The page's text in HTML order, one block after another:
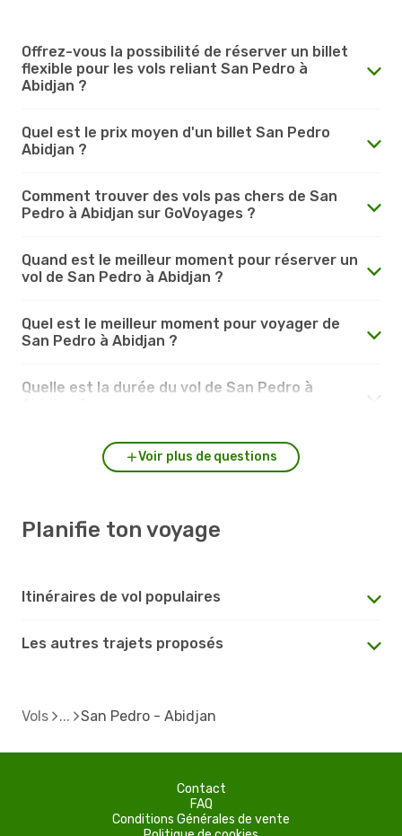
Offrez-vous la possibilité de réserver un billet
flexible pour les vols reliant San Pedro à
Abidjan ?
Quel est le prix moyen d'un billet San Pedro
Abidjan ?
Comment trouver des vols pas chers de San
Pedro à Abidjan sur GoVoyages ?
Quand est le meilleur moment pour réserver un
vol de San Pedro à Abidjan ?
Quel est le meilleur moment pour voyager de
San Pedro à Abidjan ?
Quelle est la durée du vol de San Pedro à
Voir plus de questions
Planifie ton voyage
Itinéraires de vol populaires
Les autres trajets proposés
Vols San Pedro - Abidjan
Contact
FAQ
Conditions Générales de vente